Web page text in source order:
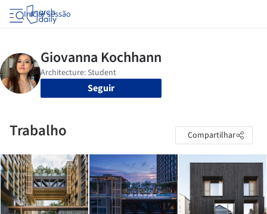
Iniciar sessão
Seguir
Trabalho Compartilhar